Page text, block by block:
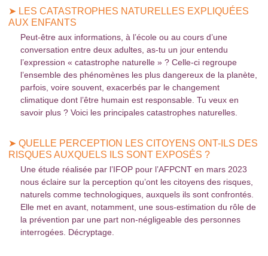
➤ LES CATASTROPHES NATURELLES EXPLIQUÉES
AUX ENFANTS
Peut-être aux informations, à l’école ou au cours d’une
conversation entre deux adultes, as-tu un jour entendu
l’expression « catastrophe naturelle » ? Celle-ci regroupe
l’ensemble des phénomènes les plus dangereux de la planète,
parfois, voire souvent, exacerbés par le changement
climatique dont l’être humain est responsable. Tu veux en
savoir plus ? Voici les principales catastrophes naturelles.
➤ QUELLE PERCEPTION LES CITOYENS ONT-ILS DES
RISQUES AUXQUELS ILS SONT EXPOSÉS ?
Une étude réalisée par l’IFOP pour l’AFPCNT en mars 2023
nous éclaire sur la perception qu’ont les citoyens des risques,
naturels comme technologiques, auxquels ils sont confrontés.
Elle met en avant, notamment, une sous-estimation du rôle de
la prévention par une part non-négligeable des personnes
interrogées. Décryptage.